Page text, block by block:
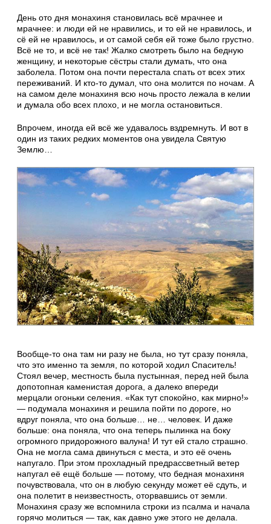
День ото дня монахиня становилась всё мрачнее и
мрачнее: и люди ей не нравились, и то ей не нравилось, и
сё ей не нравилось, и от самой себя ей тоже было грустно.
Всё не то, и всё не так! Жалко смотреть было на бедную
женщину, и некоторые сёстры стали думать, что она
заболела. Потом она почти перестала спать от всех этих
переживаний. И кто-то думал, что она молится по ночам. А
на самом деле монахиня всю ночь просто лежала в келии
и думала обо всех плохо, и не могла остановиться.
Впрочем, иногда ей всё же удавалось вздремнуть. И вот в
один из таких редких моментов она увидела Святую
Землю…
Вообще-то она там ни разу не была, но тут сразу поняла,
что это именно та земля, по которой ходил Спаситель!
Стоял вечер, местность была пустынная, перед ней была
допотопная каменистая дорога, а далеко впереди
мерцали огоньки селения. «Как тут спокойно, как мирно!»
— подумала монахиня и решила пойти по дороге, но
вдруг поняла, что она больше… не… человек. И даже
больше: она поняла, что она теперь пылинка на боку
огромного придорожного валуна! И тут ей стало страшно.
Она не могла сама двинуться с места, и это её очень
напугало. При этом прохладный предрассветный ветер
напугал её ещё больше — потому, что бедная монахиня
почувствовала, что он в любую секунду может её сдуть, и
она полетит в неизвестность, оторвавшись от земли.
Монахиня сразу же вспомнила строки из псалма и начала
горячо молиться — так, как давно уже этого не делала.